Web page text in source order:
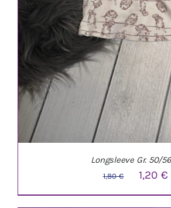
Longsleeve Gr. 50/56
1,80€
Preis
1,20€